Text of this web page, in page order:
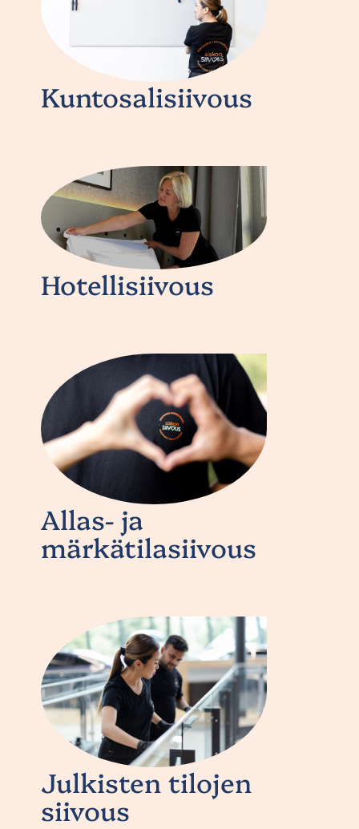
Kuntosalisiivous
Hotellisiivous
Allas- ja
märkätilasiivous
Julkisten tilojen
siivous